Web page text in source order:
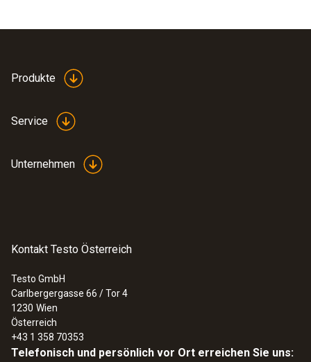
Produkte
Service
Unternehmen
Kontakt Testo Österreich
Testo GmbH
Carlbergergasse 66 / Tor 4
1230 Wien
Österreich
+43 1 358 70353
Telefonisch und persönlich vor Ort erreichen Sie uns: